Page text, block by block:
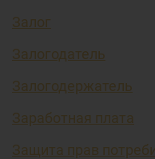
Залог
Залогодатель
Залогодержатель
Заработная плата
Защита прав